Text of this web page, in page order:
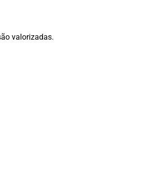
valorizadas.